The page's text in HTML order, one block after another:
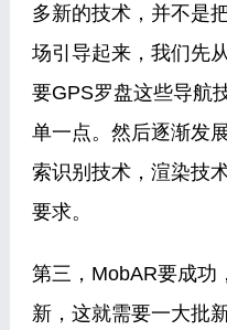
多新的技术，并不是
场引导起来，我们先
要GPS罗盘这些导航
单一点。然后逐渐发
索识别技术，渲染技
要求。
第三，MobAR要成功
新，这就需要一大批